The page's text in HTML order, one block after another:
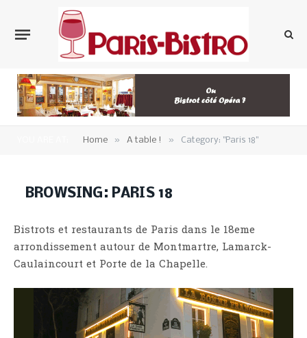
Home » A table ! » Category: "Paris 18"
BROWSING: PARIS 18
Bistrots et restaurants de Paris dans le 18eme
arrondissement autour de Montmartre, Lamarck-
Caulaincourt et Porte de la Chapelle.